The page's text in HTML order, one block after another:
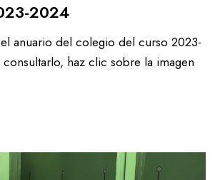
2024
anuario del colegio del curso 2023-
haz clic sobre la imagen